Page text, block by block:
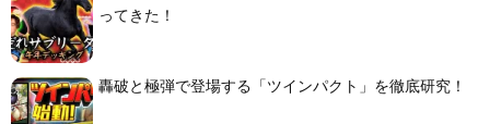
ってきた！
轟破と極弾で登場する「ツインパクト」を徹底研究！